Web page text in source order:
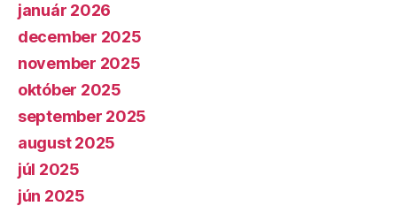
január 2026
december 2025
november 2025
október 2025
september 2025
august 2025
júl 2025
jún 2025